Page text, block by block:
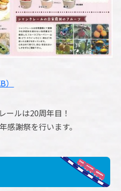
ールは20周年目！
感謝祭を行います。